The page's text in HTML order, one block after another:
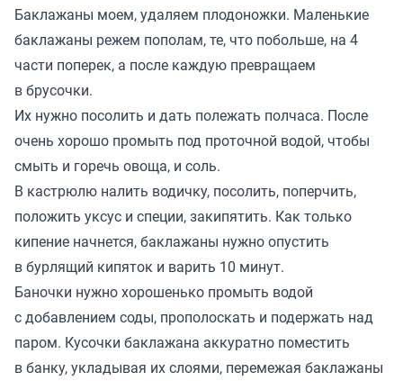
Баклажаны моем, удаляем плодоножки. Маленькие
баклажаны режем пополам, те, что побольше, на 4
части поперек, а после каждую превращаем
в брусочки.
Их нужно посолить и дать полежать полчаса. После
очень хорошо промыть под проточной водой, чтобы
смыть и горечь овоща, и соль.
В кастрюлю налить водичку, посолить, поперчить,
положить уксус и специи, закипятить. Как только
кипение начнется, баклажаны нужно опустить
в бурлящий кипяток и варить 10 минут.
Баночки нужно хорошенько промыть водой
с добавлением соды, прополоскать и подержать над
паром. Кусочки баклажана аккуратно поместить
в банку, укладывая их слоями, перемежая баклажаны